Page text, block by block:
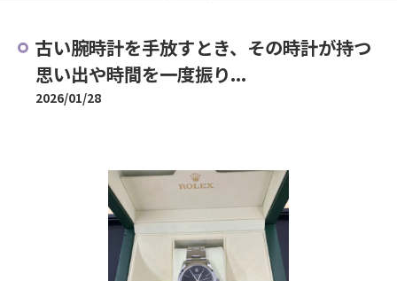
古い腕時計を手放すとき、その時計が持つ
思い出や時間を一度振り...
2026/01/28